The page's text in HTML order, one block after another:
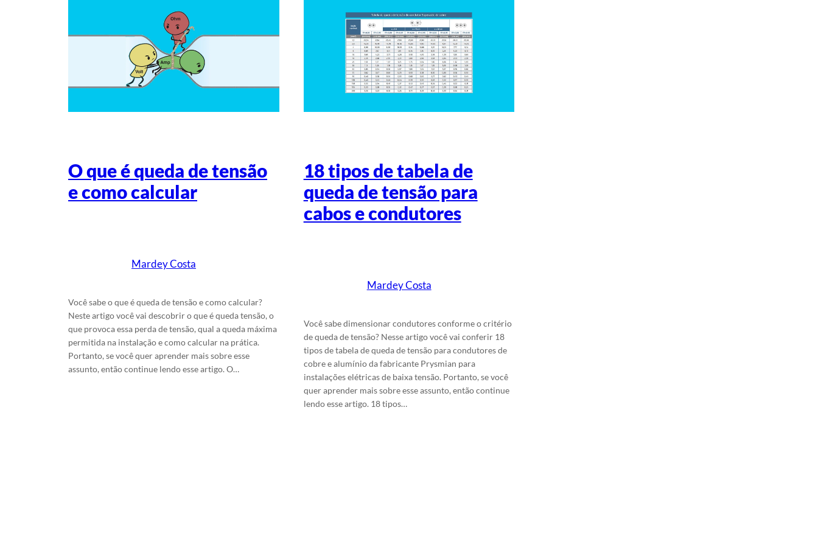
O que é queda de tensão
e como calcular
Mardey Costa
Você sabe o que é queda de tensão e como calcular?
Neste artigo você vai descobrir o que é queda tensão, o
que provoca essa perda de tensão, qual a queda máxima
permitida na instalação e como calcular na prática.
Portanto, se você quer aprender mais sobre esse
assunto, então continue lendo esse artigo. O…
18 tipos de tabela de
queda de tensão para
cabos e condutores
Mardey Costa
Você sabe dimensionar condutores conforme o critério
de queda de tensão? Nesse artigo você vai conferir 18
tipos de tabela de queda de tensão para condutores de
cobre e alumínio da fabricante Prysmian para
instalações elétricas de baixa tensão. Portanto, se você
quer aprender mais sobre esse assunto, então continue
lendo esse artigo. 18 tipos…